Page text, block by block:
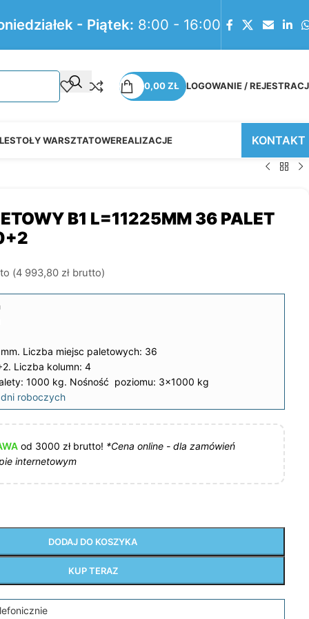
- Piątek: 8:00 - 16:00
0,00ZŁ LOGOWANIE /
STOŁY WARSZTATOWEREALIZACJE KONTAKT
B1 L=11225MM 36 PALET
(4 993,80 zł brutto)
Liczba miejsc paletowych: 36
Liczba kolumn: 4
1000 kg. Nośność poziomu: 3×1000 kg
roboczych
od 3000 zł brutto! *Cena online - dla zamówień
internetowym
DODAJ DO KOSZYKA
KUP TERAZ